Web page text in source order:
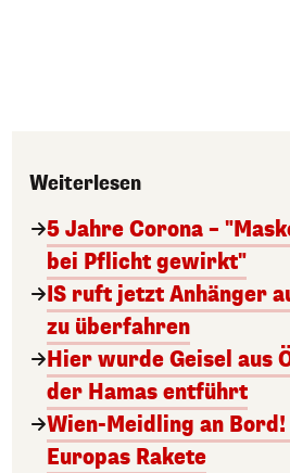
Weiterlesen
5 Jahre Corona –
bei Pflicht gewirkt"
IS ruft jetzt Anhänger
zu überfahren
Hier wurde Geisel aus
der Hamas entführt
Wien-Meidling an
Europas Rakete